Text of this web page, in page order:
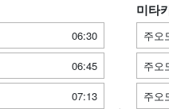
06:30
06:45
07:13
미타
주오
주오
주오